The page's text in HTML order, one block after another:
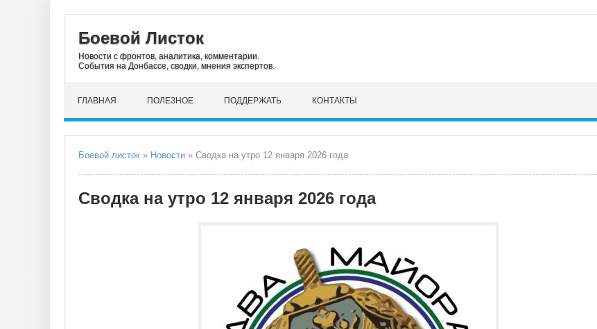
Боевой Листок
Новости с фронтов, аналитика, комментарии.
События на Донбассе, сводки, мнения экспертов.
ГЛАВНАЯ ПОЛЕЗНОЕ ПОДДЕРЖАТЬ КОНТАКТЫ
Боевой листок » Новости » Сводка на утро 12 января 2026 года
Сводка на утро 12 января 2026 года